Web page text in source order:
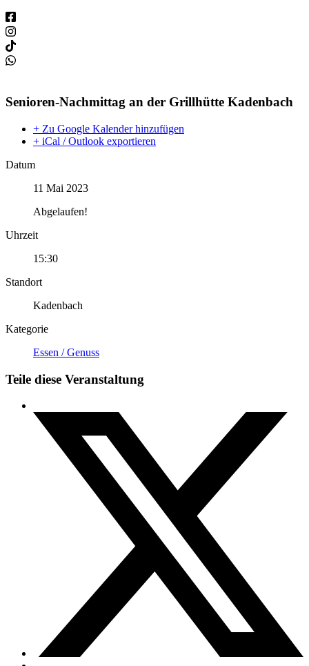
Senioren-Nachmittag an der Grillhütte Kadenbach
+ Zu Google Kalender hinzufügen
+ iCal / Outlook exportieren
Datum
11 Mai 2023
Abgelaufen!
Uhrzeit
15:30
Standort
Kadenbach
Kategorie
Essen / Genuss
Teile diese Veranstaltung